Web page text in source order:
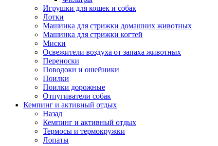
Игрушки для кошек и собак
Лотки
Машинка для стрижки домашних животных
Машинка для стрижки когтей
Миски
Освежители воздуха от запаха животных
Переноски
Поводоки и ошейники
Поилки
Поилки дорожные
Отпугиватели собак
Кемпинг и активный отдых
Назад
Кемпинг и активный отдых
Термосы и термокружки
Лопаты